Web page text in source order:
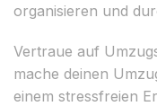
organisieren und
Vertraue auf
mache deinen
einem stressfreien